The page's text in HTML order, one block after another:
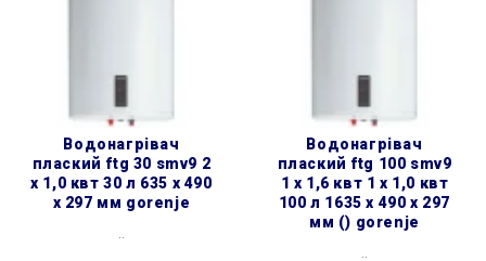
водонагрівач
плаский ftg 30 smv9 2
х 1,0 квт 30 л 635 x 490
x 297 мм gorenje
водонагрівач
плаский ftg 100 smv9
1 х 1,6 квт 1 х 1,0 квт
100 л 1635 x 490 x 297
мм () gorenje